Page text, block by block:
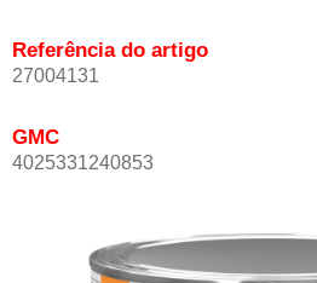
Referência do artigo
27004131
GMC
4025331240853